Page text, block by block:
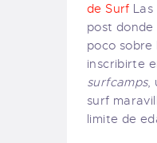
de Surf
post donde
poco sobre
inscribirte
surfcamps,
surf
limite de